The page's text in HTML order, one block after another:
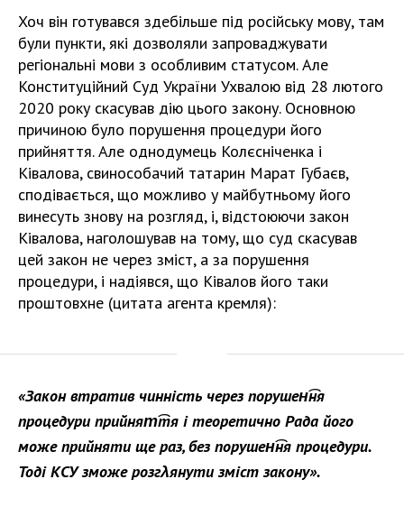
Хоч він готувався здебільше під російську мову, там
були пункти, які дозволяли запроваджувати
регіональні мови з особливим статусом. Але
Конституційний Суд України Ухвалою від 28 лютого
2020 року скасував дію цього закону. Основною
причиною було порушення процедури його
прийняття. Але однодумець Колєсніченка і
Ківалова, свинособачий татарин Марат Губаєв,
сподівається, що можливо у майбутньому його
винесуть знову на розгляд, і, відстоюючи закон
Ківалова, наголошував на тому, що суд скасував
цей закон не через зміст, а за порушення
процедури, і надіявся, що Ківалов його таки
проштовхне (цитата агента кремля):
«Закон втратив чинність через порушен͡ня
процедури прийнят͡тя і теоретично Рада його
може прийняти ще раз, без порушен͡ня процедури.
Тоді КСУ зможе розгλянути зміст закону».